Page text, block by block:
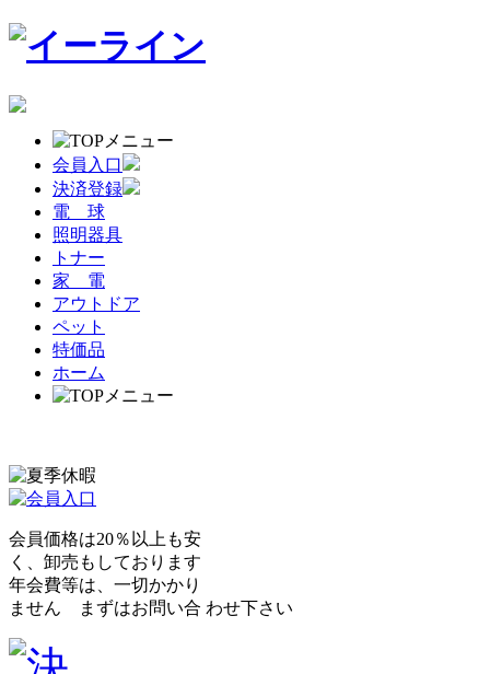
会員入口
決済登録
電 球
照明器具
トナー
家 電
アウトドア
ペット
特価品
ホーム
会員価格は20％以上も安
く、卸売もしております
年会費等は、一切かかり
ません まずはお問い合 わせ下さい